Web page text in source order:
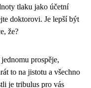
tlaku jako účetní
doktorovi. Je lepší být
že?
prospěje,
to na jistotu a všechno
je tribulus pro vás